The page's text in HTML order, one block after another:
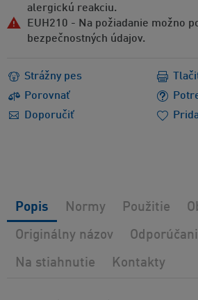
alergickú reakciu.
EUH210 - Na požiadanie možno
bezpečnostných údajov.
Strážny pes
Porovnať
Doporučiť
Popis Normy Použitie
Originálny názov
Na stiahnutie Kontakty